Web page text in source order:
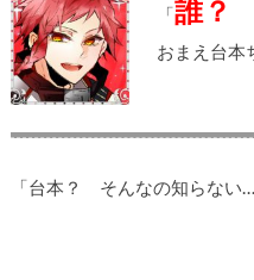
「誰？
おまえ台本
「台本？ そんなの知らない